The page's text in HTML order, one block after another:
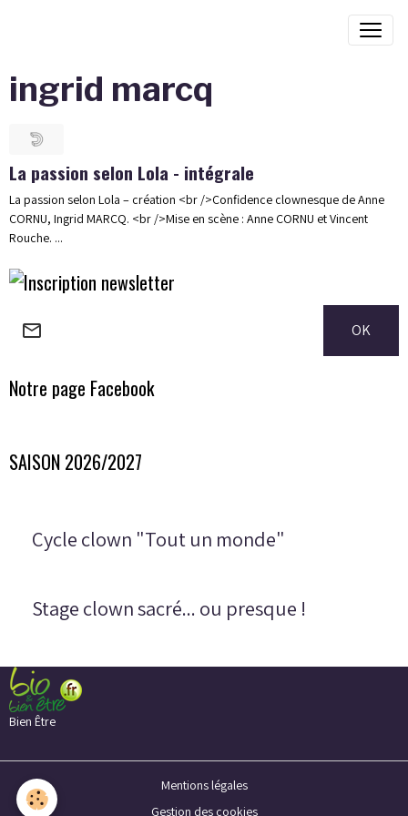
ingrid marcq
La passion selon Lola - intégrale
La passion selon Lola – création <br />Confidence clownesque de Anne
CORNU, Ingrid MARCQ. <br />Mise en scène : Anne CORNU et Vincent
Rouche. ...
OK
Notre page Facebook
SAISON 2026/2027
Cycle clown "Tout un monde"
Stage clown sacré... ou presque !
Bien Être
Mentions légales
Gestion des cookies